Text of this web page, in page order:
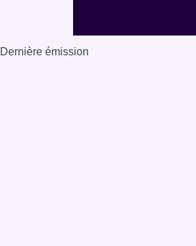
Dernière émission